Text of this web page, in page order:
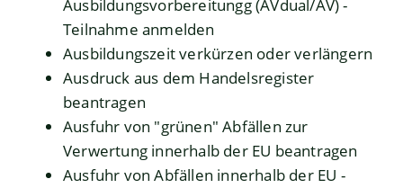
Ausbildungsvorbereitungg (AVdual/AV) -
Teilnahme anmelden
Ausbildungszeit verkürzen oder verlängern
Ausdruck aus dem Handelsregister
beantragen
Ausfuhr von "grünen" Abfällen zur
Verwertung innerhalb der EU beantragen
Ausfuhr von Abfällen innerhalb der EU -